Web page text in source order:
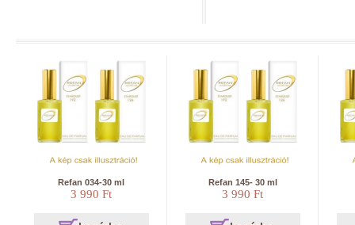
Refan 034-30 ml
3 990 Ft
Refan 145- 30 ml
3 990 Ft